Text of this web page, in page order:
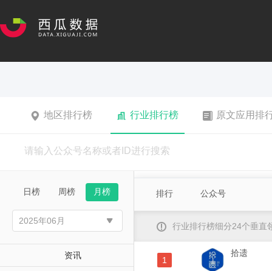
地区排行榜 行业排行榜 原文应用排
日榜 周榜 月榜
资讯
排行 公众号
行业排行榜细分24个垂直
1
拾遗